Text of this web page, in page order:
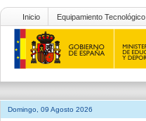
Inicio Equipamiento Tecnológico
Domingo, 09 Agosto 2026